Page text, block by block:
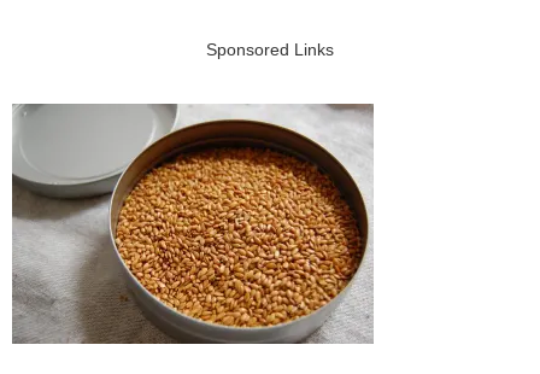
Sponsored Links